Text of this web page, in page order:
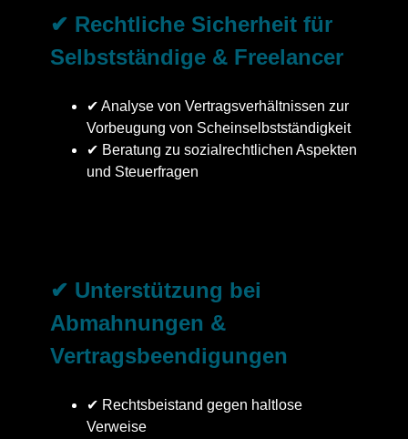
✔ Rechtliche Sicherheit für
Selbstständige & Freelancer
✔ Analyse von Vertragsverhältnissen zur
Vorbeugung von Scheinselbstständigkeit
✔ Beratung zu sozialrechtlichen Aspekten
und Steuerfragen
✔ Unterstützung bei
Abmahnungen &
Vertragsbeendigungen
✔ Rechtsbeistand gegen haltlose
Verweise